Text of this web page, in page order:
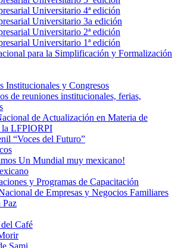
Universitario 4ª edición
Universitario 3a edición
Universitario 2ª edición
Universitario 1ª edición
para la Simplificación y Formalización
Institucionales y Congresos
de reuniones institucionales, ferias,
de Actualización en Materia de
la LFPIORPI
“Voces del Futuro”
Un Mundial muy mexicano!
y Programas de Capacitación
de Empresas y Negocios Familiares
Café